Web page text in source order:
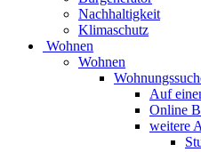
Nachhaltigkeit
Klimaschutz
Wohnen
Wohnen
Auf
Online
weitere